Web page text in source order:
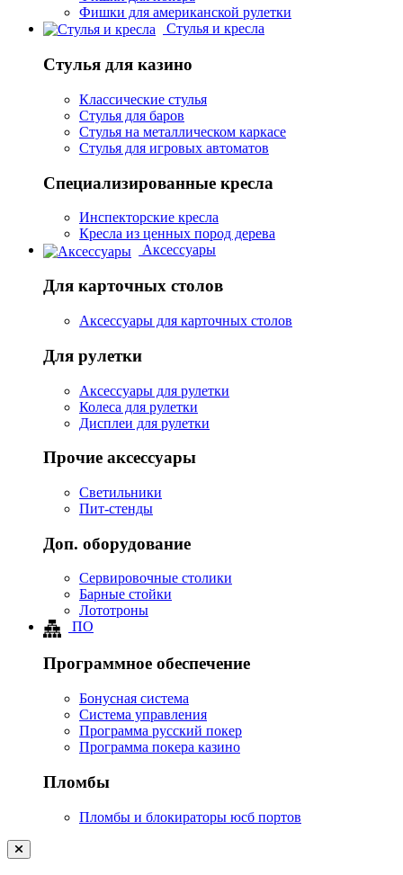
Фишки для американской рулетки
Стулья и кресла
Стулья для казино
Классические стулья
Стулья для баров
Стулья на металлическом каркасе
Стулья для игровых автоматов
Специализированные кресла
Инспекторские кресла
Кресла из ценных пород дерева
Аксессуары
Для карточных столов
Аксессуары для карточных столов
Для рулетки
Аксессуары для рулетки
Колеса для рулетки
Дисплеи для рулетки
Прочие аксессуары
Светильники
Пит-стенды
Доп. оборудование
Сервировочные столики
Барные стойки
Лототроны
ПО
Программное обеспечение
Бонусная система
Система управления
Программа русский покер
Программа покера казино
Пломбы
Пломбы и блокираторы юсб портов